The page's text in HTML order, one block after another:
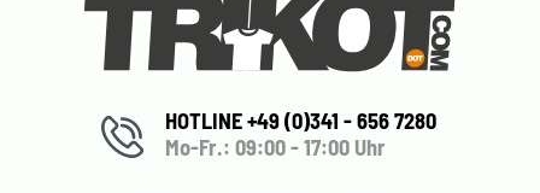
HOTLINE +49 (0)341 - 656 7280
Mo-Fr.: 09:00 - 17:00 Uhr